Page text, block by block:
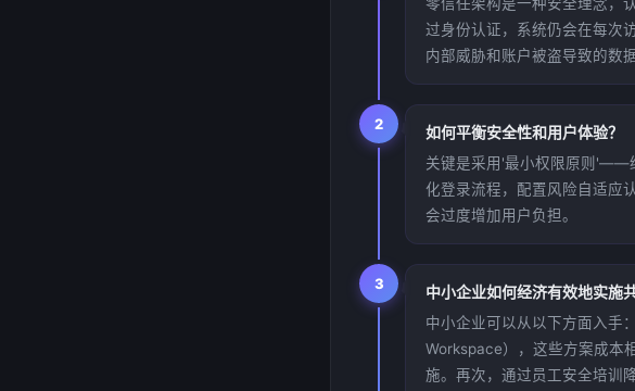
过身份认证，系统仍会在每次
内部威胁和账户被盗导致的数据
2 如何平衡安全性和用户体验？
关键是采用'最小权限原则'——
化登录流程，配置风险自适应
会过度增加用户负担。
3 中小企业如何经济有效地实施
中小企业可以从以下方面入手
Workspace），这些方案成本
施。再次，通过员工安全培训